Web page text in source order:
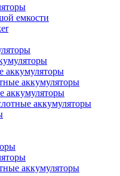
емкости
аккумуляторы
аккумуляторы
аккумуляторы
аккумуляторы
аккумуляторы